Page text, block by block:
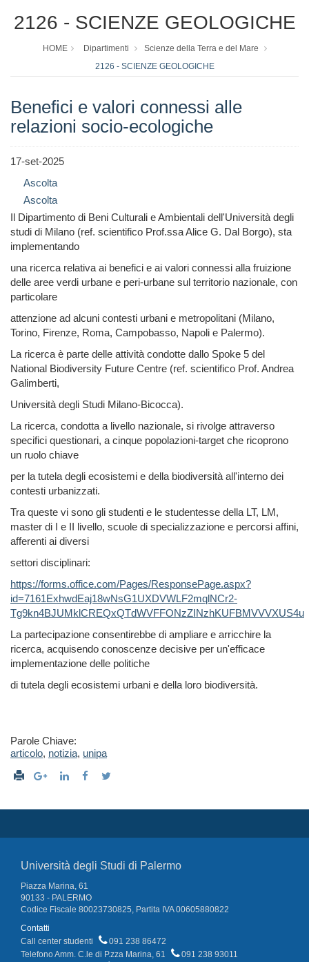
2126 - SCIENZE GEOLOGICHE
HOME Dipartimenti
Scienze della Terra e del Mare
2126 - SCIENZE GEOLOGICHE
Benefici e valori connessi alle
relazioni socio-ecologiche
17-set-2025
Ascolta
Ascolta
Il Dipartimento di Beni Culturali e Ambientali dell'Università degli
studi di Milano (ref. scientifico Prof.ssa Alice G. Dal Borgo), sta
implementando
una ricerca relativa ai benefici e ai valori connessi alla fruizione
delle aree verdi urbane e peri-urbane sul territorio nazionale, con
particolare
attenzione ad alcuni contesti urbani e metropolitani (Milano,
Torino, Firenze, Roma, Campobasso, Napoli e Palermo).
La ricerca è parte delle attività condotte dallo Spoke 5 del
National Biodiversity Future Centre (ref. scientifico Prof. Andrea
Galimberti,
Università degli Studi Milano-Bicocca).
La ricerca, condotta a livello nazionale, si rivolge attraverso
specifici questionari, a cinque popolazioni-target che ricoprono
un ruolo chiave
per la tutela degli ecosistemi e della biodiversità all'interno dei
contesti urbanizzati.
Tra queste vi sono gli studenti e le studentesse della LT, LM,
master di I e II livello, scuole di specializzazione e percorsi affini,
afferenti ai diversi
settori disciplinari:
https://forms.office.com/Pages/ResponsePage.aspx?
id=7161ExhwdEaj18wNsG1UXDVWLF2mqlNCr2-
Tg9kn4BJUMklCREQxQTdWVFFONzZINzhKUFBMVVVXUS4u
La partecipazione consentirebbe di ampliare e arricchire la
ricerca, acquisendo conoscenze decisive per un'efficace
implementazione delle politiche
di tutela degli ecosistemi urbani e della loro biodiversità.
Parole Chiave:
articolo, notizia, unipa
Università degli Studi di Palermo
Piazza Marina, 61
90133 - PALERMO
Codice Fiscale 80023730825, Partita IVA 00605880822
Contatti
Call center studenti
091 238 86472
Telefono Amm. C.le di P.zza Marina, 61
091 238 93011